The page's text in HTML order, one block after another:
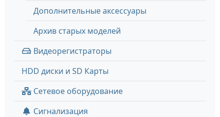
Дополнительные аксессуары
Архив старых моделей
Видеорегистраторы
HDD диски и SD Карты
Сетевое оборудование
Сигнализация